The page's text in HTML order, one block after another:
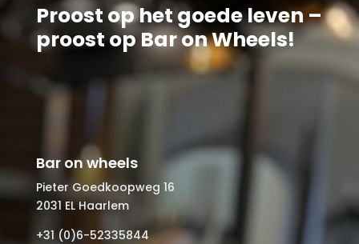
Proost op het goede leven –
proost op Bar on Wheels!
Bar on wheels
Pieter Goedkoopweg 16
2031 EL Haarlem
+31 (0)6-52335844